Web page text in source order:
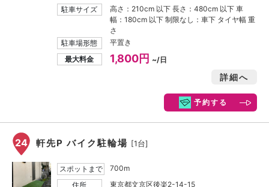
駐車サイズ
高さ：210cm 以下 長さ：480cm 以下 車
幅：180cm 以下 制限なし：車下 タイヤ幅 重
さ
駐車場形態
平置き
最大料金
1,800円 ~/日
詳細へ
予約する
24 軒先P バイク駐輪場 [1台]
スポットまで
700m
住所
東京都文京区後楽2-14-15